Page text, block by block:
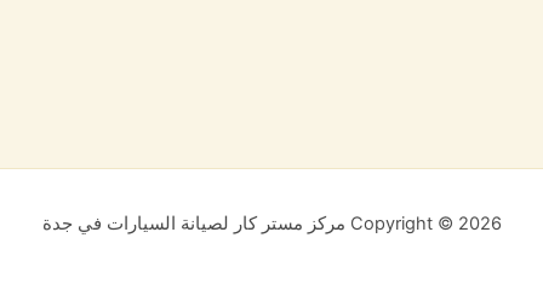
Copyright © 2026 مركز مستر كار لصيانة السيارات في جدة